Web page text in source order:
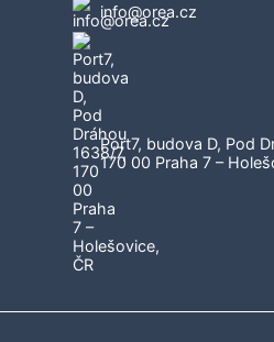
info@orea.cz
Port7, budova D, Pod
170 00 Praha 7 –